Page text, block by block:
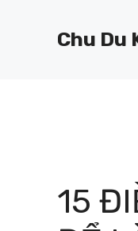
Chu Du
15